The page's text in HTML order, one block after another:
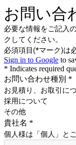
お問い合
必要な情報をご記入
クしてください。
必須項目(*マーク)は
Sign in to Google to
* Indicates required
お問い合わせ種別 *
お見積り、お取引に
採用について
その他
貴社名 *
個人様は「個人」と